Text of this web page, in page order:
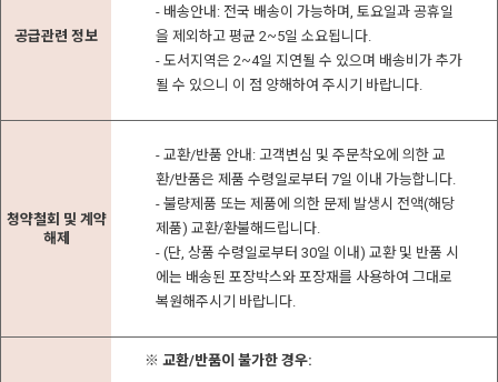
공급관련 정보
- 배송안내: 전국 배송이 가능하며, 토요일과 공휴일
을 제외하고 평균 2~5일 소요됩니다.
- 도서지역은 2~4일 지연될 수 있으며 배송비가 추가
될 수 있으니 이 점 양해하여 주시기 바랍니다.
청약철회 및 계약
해제
- 교환/반품 안내: 고객변심 및 주문착오에 의한 교
환/반품은 제품 수령일로부터 7일 이내 가능합니다.
- 불량제품 또는 제품에 의한 문제 발생시 전액(해당
제품) 교환/환불해드립니다.
- (단, 상품 수령일로부터 30일 이내) 교환 및 반품 시
에는 배송된 포장박스와 포장재를 사용하여 그대로
복원해주시기 바랍니다.
※ 교환/반품이 불가한 경우: